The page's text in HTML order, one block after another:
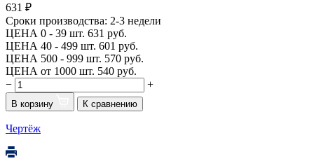
631 ₽
Сроки производства: 2-3 недели
ЦЕНА 0 - 39 шт. 631 руб.
ЦЕНА 40 - 499 шт. 601 руб.
ЦЕНА 500 - 999 шт. 570 руб.
ЦЕНА от 1000 шт. 540 руб.
−
+
В корзину К сравнению
Чертёж